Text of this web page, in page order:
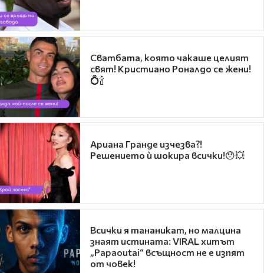
Сватбата, която чакаше целият
свят! Кристиано Роналдо се жени!
💍🍾
Ариана Гранде изчезва?!
Решението ѝ шокира всички!😯💥
Всички я тананикат, но малцина
знаят истината: VIRAL хитът
„Papaoutai“ всъщност не е изпят
от човек!